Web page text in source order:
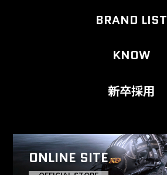
BRAND LIST
KNOW
新卒採用
ONLINE SITE